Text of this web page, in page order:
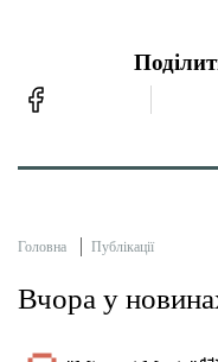
Головна Публікації
Вчора у